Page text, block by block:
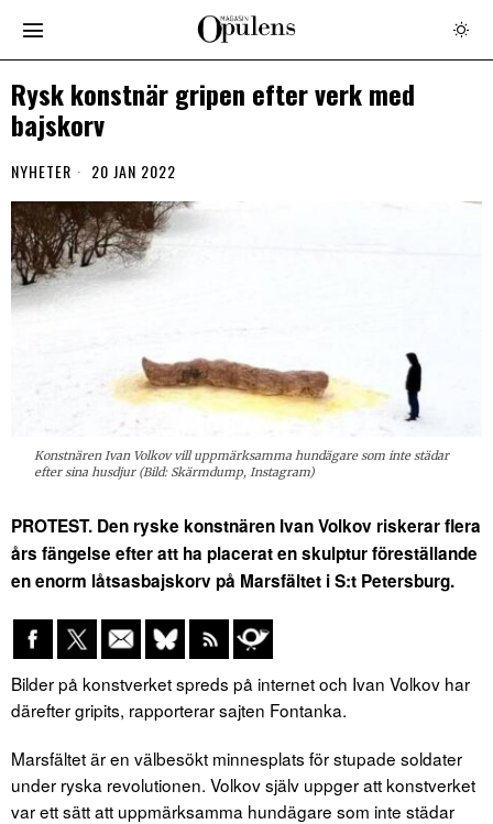
Rysk konstnär gripen efter verk med
bajskorv
NYHETER 20 JAN 2022
Konstnären Ivan Volkov vill uppmärksamma hundägare som inte städar
efter sina husdjur (Bild: Skärmdump, Instagram)
PROTEST. Den ryske konstnären Ivan Volkov riskerar flera
års fängelse efter att ha placerat en skulptur föreställande
en enorm låtsasbajskorv på Marsfältet i S:t Petersburg.
Bilder på konstverket spreds på internet och Ivan Volkov har
därefter gripits, rapporterar sajten Fontanka.
Marsfältet är en välbesökt minnesplats för stupade soldater
under ryska revolutionen. Volkov själv uppger att konstverket
var ett sätt att uppmärksamma hundägare som inte städar